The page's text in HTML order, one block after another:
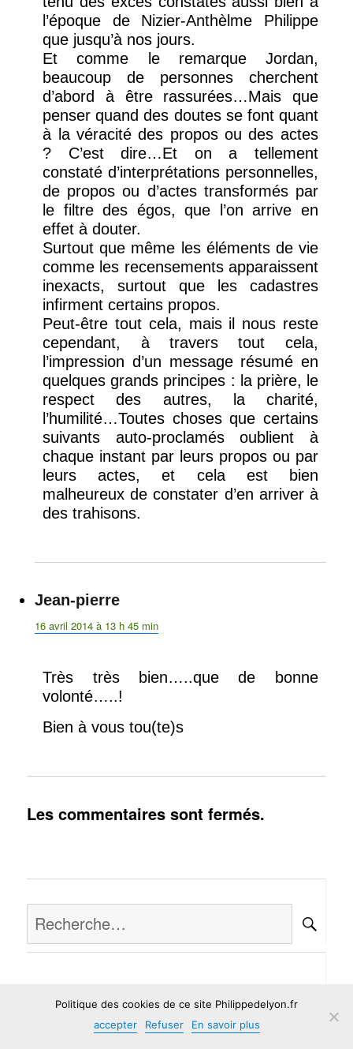
l’époque de Nizier-Anthèlme Philippe
que jusqu’à nos jours.
Et comme le remarque Jordan,
beaucoup de personnes cherchent
d’abord à être rassurées…Mais que
penser quand des doutes se font quant
à la véracité des propos ou des actes
? C’est dire…Et on a tellement
constaté d’interprétations personnelles,
de propos ou d’actes transformés par
le filtre des égos, que l’on arrive en
effet à douter.
Surtout que même les éléments de vie
comme les recensements apparaissent
inexacts, surtout que les cadastres
infirment certains propos.
Peut-être tout cela, mais il nous reste
cependant, à travers tout cela,
l’impression d’un message résumé en
quelques grands principes : la prière, le
respect des autres, la charité,
l’humilité…Toutes choses que certains
suivants auto-proclamés oublient à
chaque instant par leurs propos ou par
leurs actes, et cela est bien
malheureux de constater d’en arriver à
des trahisons.
Jean-pierre
16 avril 2014 à 13 h 45 min
Très très bien…..que de bonne
volonté…..!
Bien à vous tou(te)s
Les commentaires sont fermés.
pour :
Biographie
Politique des cookies de ce site Philippedelyon.fr
accepter
Refuser En savoir plus